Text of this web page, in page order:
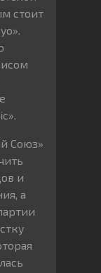
стоит
Союз»
и
а